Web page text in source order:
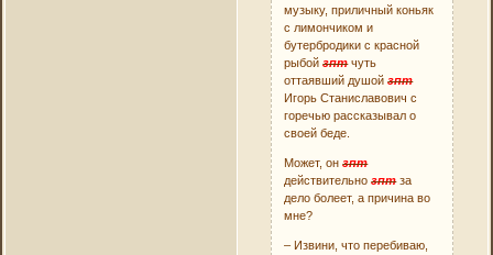
музыку, приличный коньяк
с лимончиком и
бутербродики с красной
рыбойзптчуть
оттаявший душойзпт
Игорь Станиславович с
горечью рассказывал о
своей беде.
Может, онзпт
действительнозптза
дело болеет, а причина во
мне?
– Извини, что перебиваю,